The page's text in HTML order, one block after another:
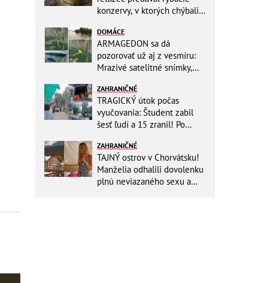
konzervy, v ktorých chýbali
aj vy
DOMÁCE
ARMAGEDON sa dá
pozorovať už aj z vesmíru:
Mrazivé satelitné snímky,
vode ani stopy!
ZAHRANIČNÉ
TRAGICKÝ útok počas
vyučovania: Študent zabil
šesť ľudí a 15 zranil! Po
ZAHRANIČNÉ
TAJNÝ ostrov v Chorvátsku!
Manželia odhalili dovolenku
plnú neviazaného sexu a